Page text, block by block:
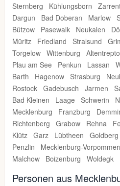
Sternberg
Kühlungsborn
Dargun
Bad Doberan Marlow
Bützow
Pasewalk Neukalen
Müritz
Friedland Stralsund
Torgelow Wittenburg
Plau am See
Penkun Lassan
Barth
Hagenow Strasburg
Rostock Gadebusch Jarmen
Bad Kleinen
Laage Schwerin
Mecklenburg
Franzburg
Richtenberg
Grabow Rehna
Klütz Garz Lübtheen Goldberg
Penzlin
Mecklenburg-
Malchow
Boizenburg Woldegk
Personen aus